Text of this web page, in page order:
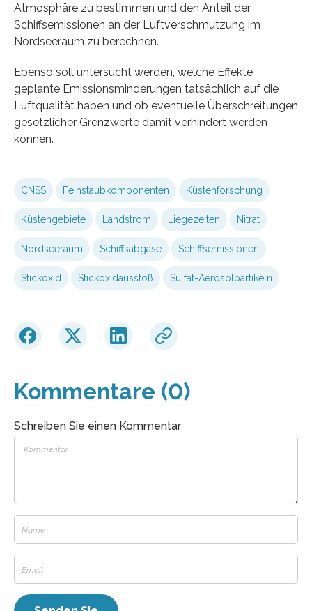
Atmosphäre zu bestimmen und den Anteil der
Schiffsemissionen an der Luftverschmutzung im
Nordseeraum zu berechnen.
Ebenso soll untersucht werden, welche Effekte
geplante Emissionsminderungen tatsächlich auf die
Luftqualität haben und ob eventuelle Überschreitungen
gesetzlicher Grenzwerte damit verhindert werden
können.
CNSS Feinstaubkomponenten Küstenforschung
Küstengebiete Landstrom Liegezeiten Nitrat
Nordseeraum Schiffsabgase Schiffsemissionen
Stickoxid Stickoxidausstoß Sulfat-Aerosolpartikeln
Kommentare (0)
Schreiben Sie einen Kommentar